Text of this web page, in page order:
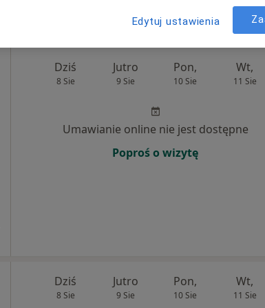
Dziś
8 Sie
Jutro
9 Sie
Pon,
10 Sie
Wt,
11 Sie
Umawianie online nie jest dostępne
Poproś o wizytę
Dziś
8 Sie
Jutro
9 Sie
Pon,
10 Sie
Wt,
11 Sie
Edytuj ustawienia